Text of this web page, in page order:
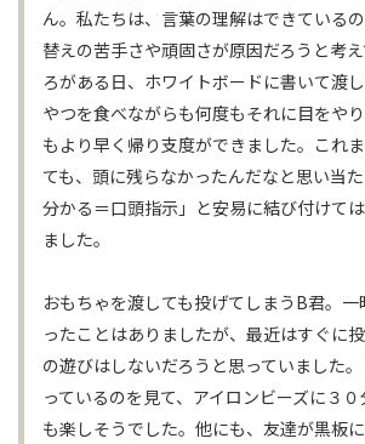
ん。私たちは、言葉の理解はできている
替えの苦手さや頑固さが原因だろうと考
ろがある日、ホワイトボードに書いて渡
やつを食べながらも何度もそれに目をや
もより早く帰り支度ができました。これ
ても、頭に残らなかったんだなと思い当
分かる＝口頭指示」と安易に結び付けて
ました。
おもちゃを渡しても投げてしまうB君。
ったことはありましたが、最近はすぐに
の遊びはしないだろうと思っていました
っているのを見て、アイロンビーズに３
も楽しそうでした。他にも、友達が黒板